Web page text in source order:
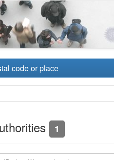
code or place
1